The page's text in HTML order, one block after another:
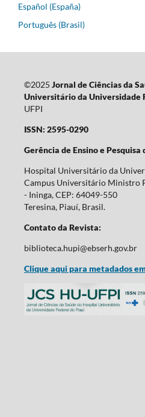
Español (España)
Português (Brasil)
©2025 Jornal de Ciências da
Universitário da Universidade
UFPI
ISSN: 2595-0290
Gerência de Ensino e Pesquisa
Hospital Universitário da
Campus Universitário Ministro
- Ininga, CEP: 64049-550
Teresina, Piauí, Brasil.
Contato da Revista:
biblioteca.hupi@ebserh.gov.br
Clique aqui para metadados